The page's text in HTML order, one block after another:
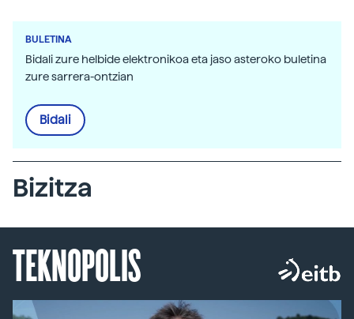
BULETINA
Bidali zure helbide elektronikoa eta jaso asteroko buletina
zure sarrera-ontzian
Bidali
Bizitza
TEKNOPOLIS